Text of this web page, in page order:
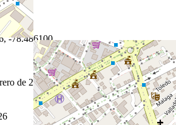
,-78.486100
de 2026